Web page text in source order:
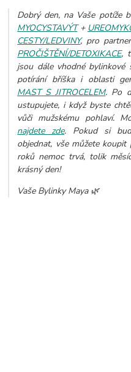
Dobrý den, na Vaše potíže
MYOCYSTAVÝT+
CESTY/LEDVINY, pro
PROČIŠTĚNÍ/DETOXIKACE,
jsou dále vhodné bylinkové
potírání bříška i oblasti
MAST S JITROCELEM. Po
ustupujete, i když byste
vůči mužskému pohlaví.
najdete zde. Pokud si
objednat, vše můžete
roků nemoc trvá, tolik
krásný den!
Vaše Bylinky Maya 🌿